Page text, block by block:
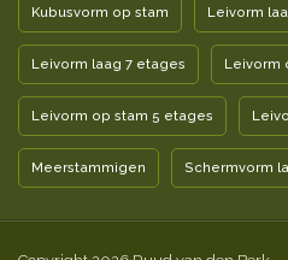
Kubusvorm op stam Leivorm
Leivorm laag 7 etages Leivorm
Leivorm op stam 5 etages
Meerstammigen Schermvorm